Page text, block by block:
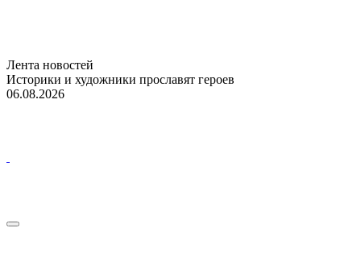
Лента новостей
Историки и художники прославят героев
06.08.2026